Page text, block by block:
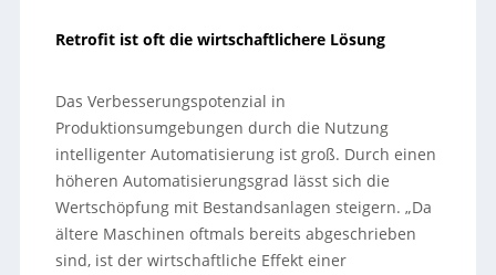
Retrofit ist oft die wirtschaftlichere Lösung
Das Verbesserungspotenzial in
Produktionsumgebungen durch die Nutzung
intelligenter Automatisierung ist groß. Durch einen
höheren Automatisierungsgrad lässt sich die
Wertschöpfung mit Bestandsanlagen steigern. „Da
ältere Maschinen oftmals bereits abgeschrieben
sind, ist der wirtschaftliche Effekt einer